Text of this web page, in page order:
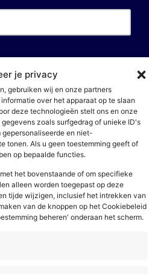
je privacy
gebruiken wij en onze partners
over het apparaat op te slaan
deze technologieën stelt ons en onze
zoals surfgedrag of unieke ID's
en niet-
tonen. Als u geen toestemming geeft of
op bepaalde functies.
het bovenstaande of om specifieke
alleen worden toegepast op deze
tijde wijzigen, inclusief het intrekken van
van de knoppen op het Cookiebeleid
beheren' onderaan het scherm.
. Deze site wordt beschermd door
deservicevoorwaardenvan Google zijn